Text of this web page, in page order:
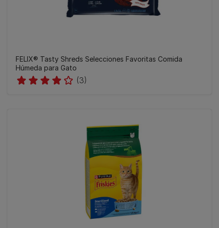
FELIX® Tasty Shreds Selecciones Favoritas Comida
Húmeda para Gato
(3)